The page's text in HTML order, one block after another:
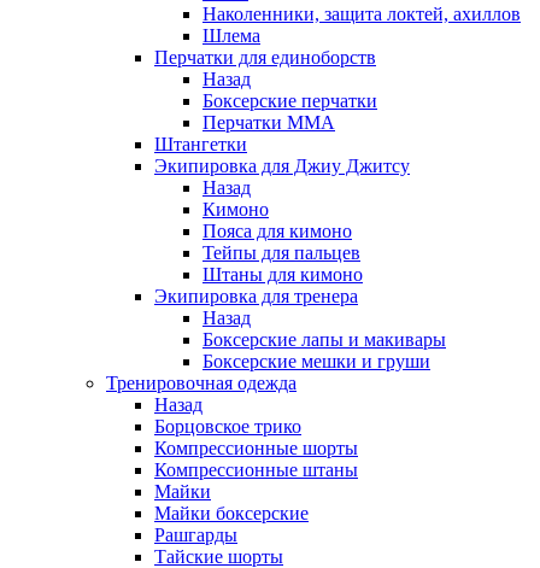
Наколенники, защита локтей, ахиллов
Шлема
Перчатки для единоборств
Назад
Боксерские перчатки
Перчатки ММА
Штангетки
Экипировка для Джиу Джитсу
Назад
Кимоно
Пояса для кимоно
Тейпы для пальцев
Штаны для кимоно
Экипировка для тренера
Назад
Боксерские лапы и макивары
Боксерские мешки и груши
Тренировочная одежда
Назад
Борцовское трико
Компрессионные шорты
Компрессионные штаны
Майки
Майки боксерские
Рашгарды
Тайские шорты